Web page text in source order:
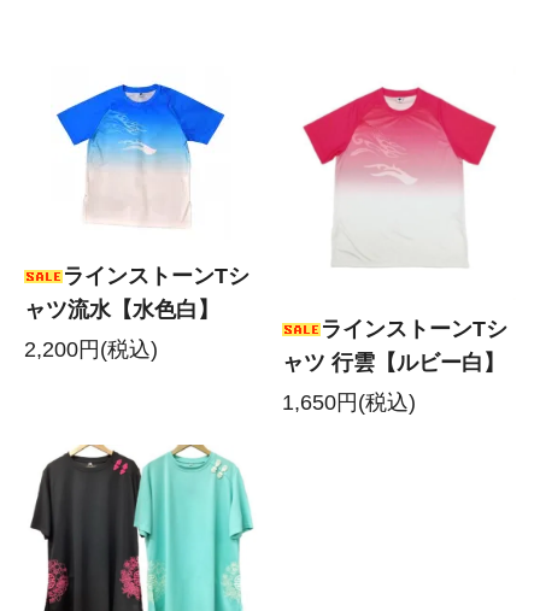
ラインストーンTシ
ャツ流水【水色白】
2,200円(税込)
ラインストーンTシ
ャツ 行雲【ルビー白】
1,650円(税込)